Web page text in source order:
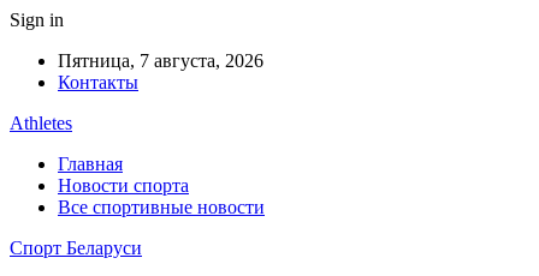
Sign in
Пятница, 7 августа, 2026
Контакты
Athletes
Главная
Новости спорта
Все спортивные новости
Спорт Беларуси